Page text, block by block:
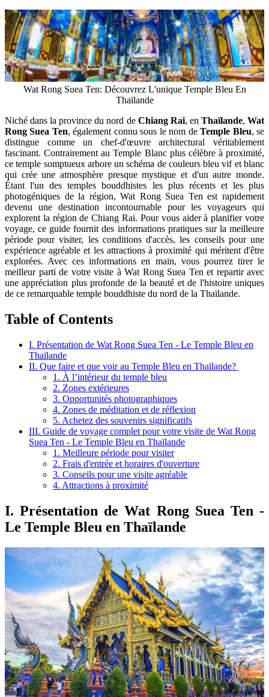
Wat Rong Suea Ten: Découvrez L'unique Temple Bleu En
Thaïlande
Niché dans la province du nord de Chiang Rai, en Thaïlande,Wat
Rong Suea Ten, également connu sous le nom deTemple Bleu, se
distingue comme un chef-d'œuvre architectural véritablement
fascinant. Contrairement au Temple Blanc plus célèbre à proximité,
ce temple somptueux arbore un schéma de couleurs bleu vif et blanc
qui crée une atmosphère presque mystique et d'un autre monde.
Étant l'un des temples bouddhistes les plus récents et les plus
photogéniques de la région, Wat Rong Suea Ten est rapidement
devenu une destination incontournable pour les voyageurs qui
explorent la région de Chiang Rai. Pour vous aider à planifier votre
voyage, ce guide fournit des informations pratiques sur la meilleure
période pour visiter, les conditions d'accès, les conseils pour une
expérience agréable et les attractions à proximité qui méritent d'être
explorées. Avec ces informations en main, vous pourrez tirer le
meilleur parti de votre visite à Wat Rong Suea Ten et repartir avec
une appréciation plus profonde de la beauté et de l'histoire uniques
de ce remarquable temple bouddhiste du nord de la Thaïlande.
Table of Contents
I. Présentation de Wat Rong Suea Ten - Le Temple Bleu en
Thaïlande
II. Que faire et que voir au Temple Bleu en Thaïlande?
1. À l’intérieur du temple bleu
2. Zones extérieures
3. Opportunités photographiques
4. Zones de méditation et de réflexion
5. Achetez des souvenirs significatifs
III. Guide de voyage complet pour votre visite de Wat Rong
Suea Ten - Le Temple Bleu en Thaïlande
1. Meilleure période pour visiter
2. Frais d'entrée et horaires d'ouverture
3. Conseils pour une visite agréable
4. Attractions à proximité
I. Présentation de Wat Rong Suea Ten -
Le Temple Bleu en Thaïlande